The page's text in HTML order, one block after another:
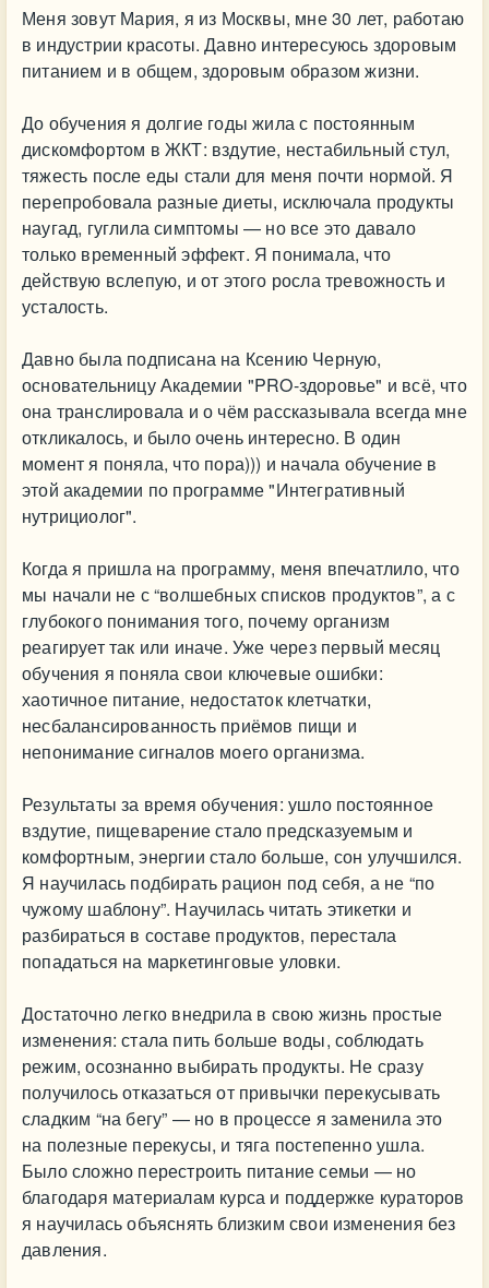
Меня зовут Мария, я из Москвы, мне 30 лет, работаю
в индустрии красоты. Давно интересуюсь здоровым
питанием и в общем, здоровым образом жизни.
До обучения я долгие годы жила с постоянным
дискомфортом в ЖКТ: вздутие, нестабильный стул,
тяжесть после еды стали для меня почти нормой. Я
перепробовала разные диеты, исключала продукты
наугад, гуглила симптомы — но все это давало
только временный эффект. Я понимала, что
действую вслепую, и от этого росла тревожность и
усталость.
Давно была подписана на Ксению Черную,
основательницу Академии "PRO-здоровье" и всё, что
она транслировала и о чём рассказывала всегда мне
откликалось, и было очень интересно. В один
момент я поняла, что пора))) и начала обучение в
этой академии по программе "Интегративный
нутрициолог".
Когда я пришла на программу, меня впечатлило, что
мы начали не с “волшебных списков продуктов”, а с
глубокого понимания того, почему организм
реагирует так или иначе. Уже через первый месяц
обучения я поняла свои ключевые ошибки:
хаотичное питание, недостаток клетчатки,
несбалансированность приёмов пищи и
непонимание сигналов моего организма.
Результаты за время обучения: ушло постоянное
вздутие, пищеварение стало предсказуемым и
комфортным, энергии стало больше, сон улучшился.
Я научилась подбирать рацион под себя, а не “по
чужому шаблону”. Научилась читать этикетки и
разбираться в составе продуктов, перестала
попадаться на маркетинговые уловки.
Достаточно легко внедрила в свою жизнь простые
изменения: стала пить больше воды, соблюдать
режим, осознанно выбирать продукты. Не сразу
получилось отказаться от привычки перекусывать
сладким “на бегу” — но в процессе я заменила это
на полезные перекусы, и тяга постепенно ушла.
Было сложно перестроить питание семьи — но
благодаря материалам курса и поддержке кураторов
я научилась объяснять близким свои изменения без
давления.